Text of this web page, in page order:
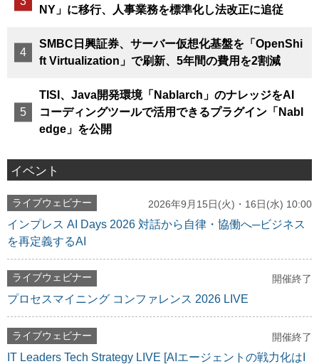
NY」に移行、人事業務を標準化し法改正に追従
SMBC日興証券、サーバー仮想化基盤を「OpenShi
ft Virtualization」で刷新、5年間の費用を2割減
TISI、Java開発環境「Nablarch」のナレッジをAI
コーディングツールで活用できるプラグイン「Nabl
edge」を公開
イベント
ライブウェビナー 2026年9月15日(火)・16日(水) 10:00
インプレス AI Days 2026 対話から自律・協働へ─ビジネス
を再定義するAI
ライブウェビナー 開催終了
プロセスマイニング コンファレンス 2026 LIVE
ライブウェビナー 開催終了
IT Leaders Tech Strategy LIVE [AIエージェントの戦力化はI